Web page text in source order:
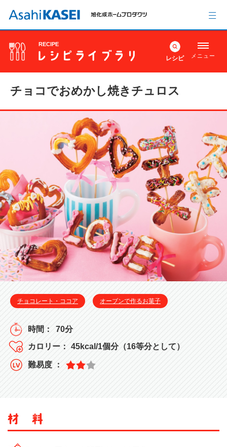
RECIPE
レシピ メニュー
チョコでおめかし焼きチュロス
チョコレート・ココア オーブンで作るお菓子
70分
45kcal/1個分（16等分として）